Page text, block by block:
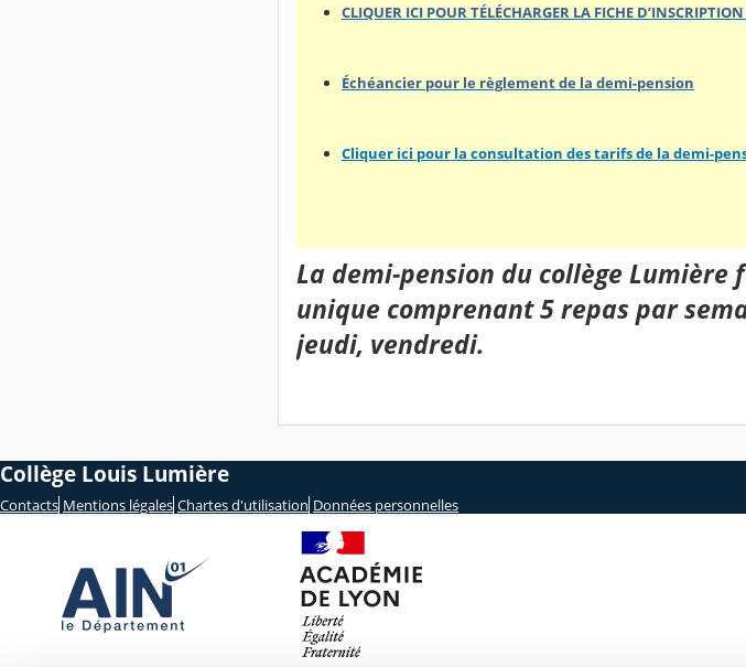
CLIQUER ICI POUR TÉLÉCHARGER LA FICHE
Échéancier pour le règlement de la demi-pension
Cliquer ici pour la consultation des tarifs de la demi-
La demi-pension du collège
unique comprenant5 repas par
jeudi, vendredi.
Collège Louis Lumière
Contacts Mentions légales Chartes d'utilisation Données personnelles